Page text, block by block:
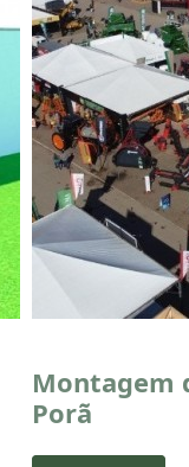
Montagem
Porã